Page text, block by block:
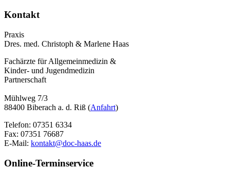
Kontakt
Praxis
Dres. med. Christoph & Marlene Haas
Fachärzte für Allgemeinmedizin &
Kinder- und Jugendmedizin
Partnerschaft
Mühlweg 7/3
88400 Biberach a. d. Riß (Anfahrt)
Telefon: 07351 6334
Fax: 07351 76687
E-Mail: kontakt@doc-haas.de
Online-Terminservice